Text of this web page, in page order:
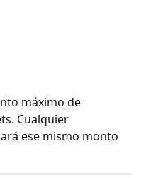
máximo de
Cualquier
ese mismo monto